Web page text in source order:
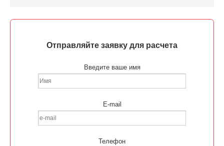
Отправляйте заявку для расчета
Введите ваше имя
E-mail
Телефон